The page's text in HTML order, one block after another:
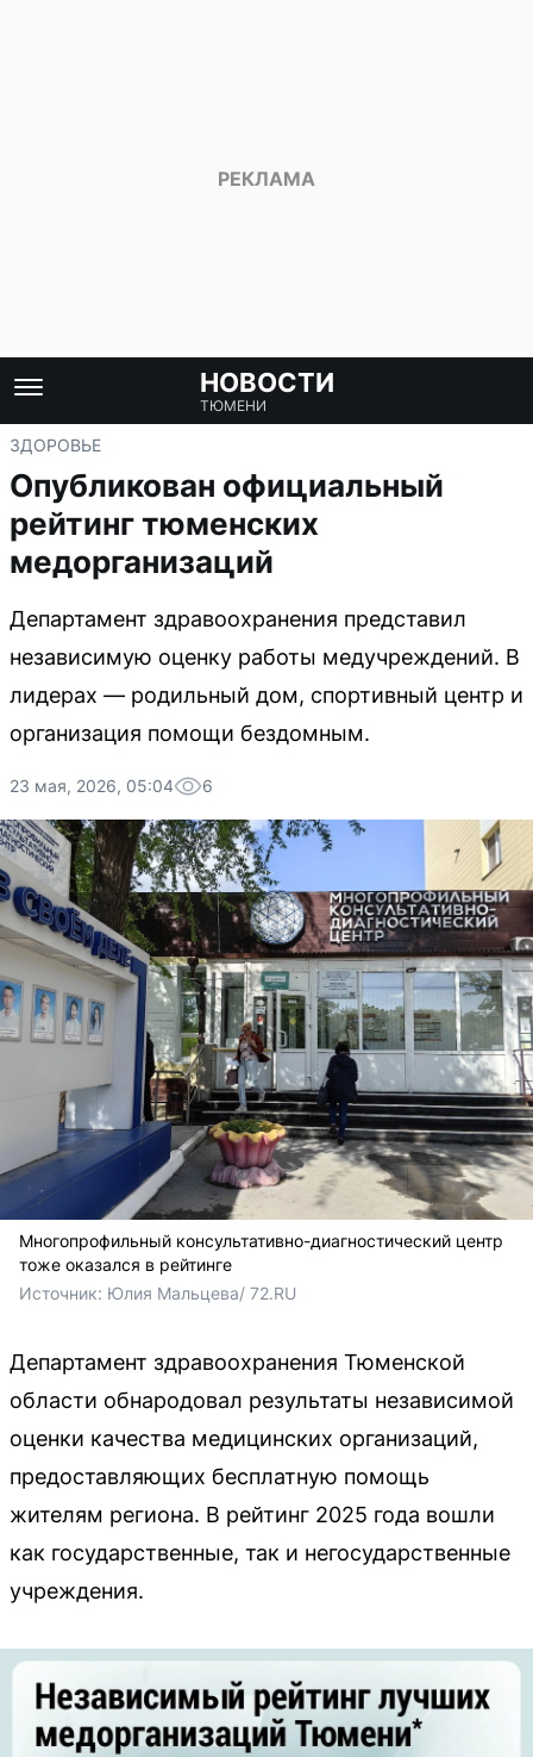
НОВОСТИ
ТЮМЕНИ
ЗДОРОВЬЕ
Опубликован официальный
рейтинг тюменских
медорганизаций
Департамент здравоохранения представил
независимую оценку работы медучреждений. В
лидерах — родильный дом, спортивный центр и
организация помощи бездомным.
23 мая, 2026, 05:04 6
Многопрофильный консультативно-диагностический центр
тоже оказался в рейтинге
Источник: Юлия Мальцева/ 72.RU
Департамент здравоохранения Тюменской
области обнародовал результаты независимой
оценки качества медицинских организаций,
предоставляющих бесплатную помощь
жителям региона. В рейтинг 2025 года вошли
как государственные, так и негосударственные
учреждения.